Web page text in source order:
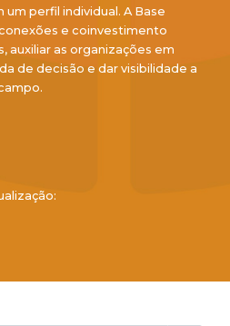
perfil individual. A Base
e coinvestimento
auxiliar as organizações em
de decisão e dar visibilidade a